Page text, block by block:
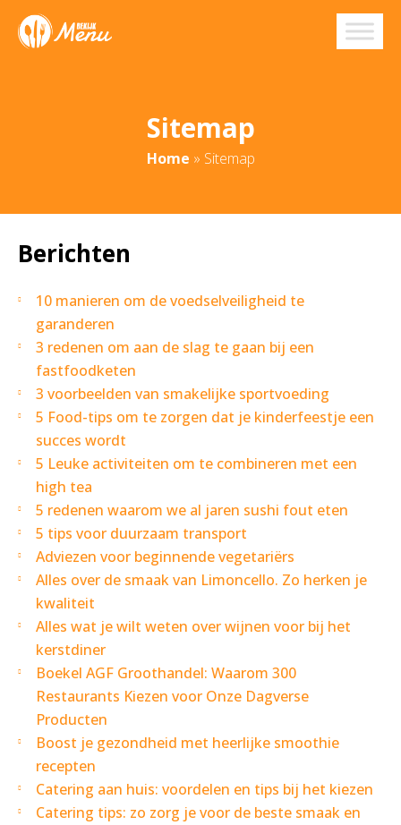
Sitemap
Home » Sitemap
Berichten
10 manieren om de voedselveiligheid te
garanderen
3 redenen om aan de slag te gaan bij een
fastfoodketen
3 voorbeelden van smakelijke sportvoeding
5 Food-tips om te zorgen dat je kinderfeestje een
succes wordt
5 Leuke activiteiten om te combineren met een
high tea
5 redenen waarom we al jaren sushi fout eten
5 tips voor duurzaam transport
Adviezen voor beginnende vegetariërs
Alles over de smaak van Limoncello. Zo herken je
kwaliteit
Alles wat je wilt weten over wijnen voor bij het
kerstdiner
Boekel AGF Groothandel: Waarom 300
Restaurants Kiezen voor Onze Dagverse
Producten
Boost je gezondheid met heerlijke smoothie
recepten
Catering aan huis: voordelen en tips bij het kiezen
Catering tips: zo zorg je voor de beste smaak en